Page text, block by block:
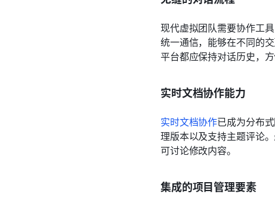
现代虚拟团队需要协作工
统一通信，能够在不同的
平台都应保持对话历史，
实时文档协作能力
实时文档协作已成为分布
理版本以及支持主题评论
可讨论修改内容。
集成的项目管理要素